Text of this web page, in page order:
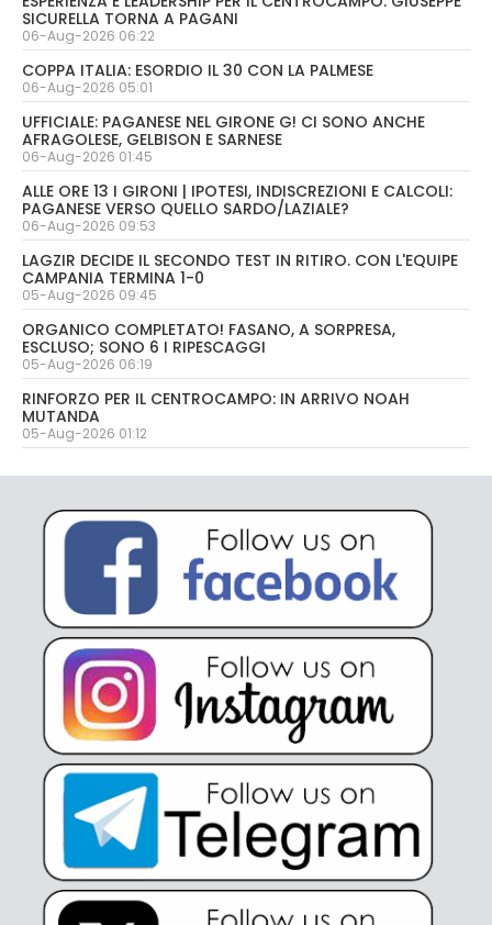
SICURELLA TORNA A PAGANI
06-Aug-2026 06:22
COPPA ITALIA: ESORDIO IL 30 CON LA PALMESE
06-Aug-2026 05:01
UFFICIALE: PAGANESE NEL GIRONE G! CI SONO ANCHE
AFRAGOLESE, GELBISON E SARNESE
06-Aug-2026 01:45
ALLE ORE 13 I GIRONI | IPOTESI, INDISCREZIONI E CALCOLI:
PAGANESE VERSO QUELLO SARDO/LAZIALE?
06-Aug-2026 09:53
LAGZIR DECIDE IL SECONDO TEST IN RITIRO. CON L'EQUIPE
CAMPANIA TERMINA 1-0
05-Aug-2026 09:45
ORGANICO COMPLETATO! FASANO, A SORPRESA,
ESCLUSO; SONO 6 I RIPESCAGGI
05-Aug-2026 06:19
RINFORZO PER IL CENTROCAMPO: IN ARRIVO NOAH
MUTANDA
05-Aug-2026 01:12